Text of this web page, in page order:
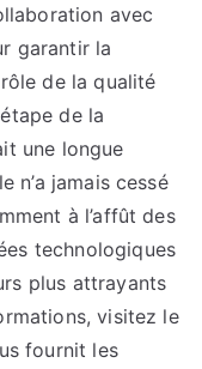
avec
garantir la
de la qualité
de la
une longue
n’a jamais cessé
à l’affût des
technologiques
plus attrayants
visitez le
fournit les